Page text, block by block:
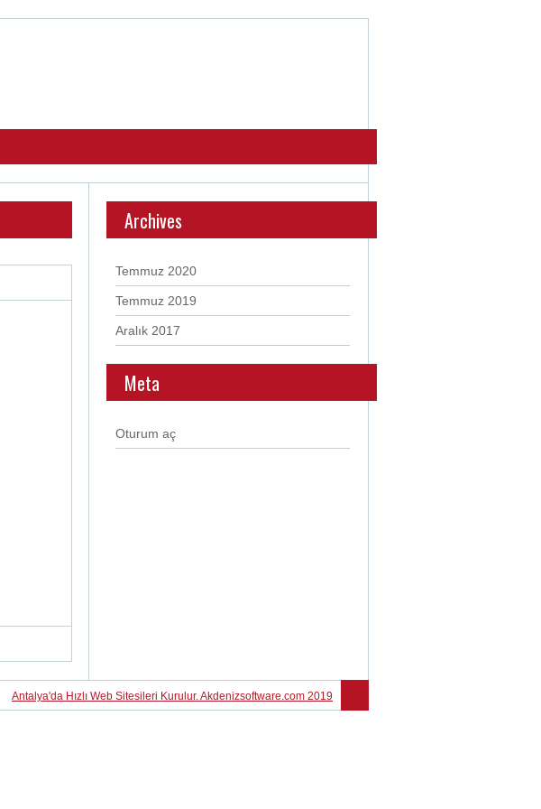
Archives
Temmuz 2020
Temmuz 2019
Aralık 2017
Meta
Oturum aç
Antalya'da Hızlı Web Sitesileri Kurulur. Akdenizsoftware.com 2019